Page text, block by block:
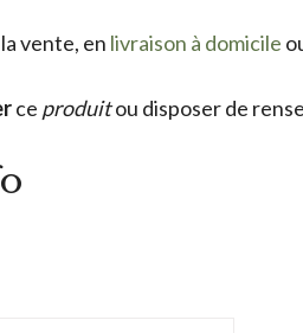
vente, en livraison à domicile
ce produitou disposer de